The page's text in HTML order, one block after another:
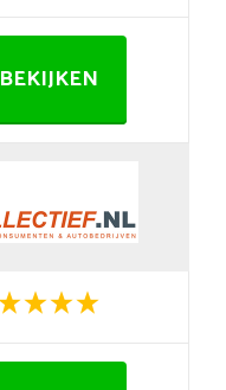
BEKIJKEN